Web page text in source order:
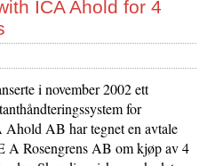
ICA Ahold for 4
i november 2002 ett
for
AB har tegnet en avtale
A Rosengrens AB om kjøp av 4